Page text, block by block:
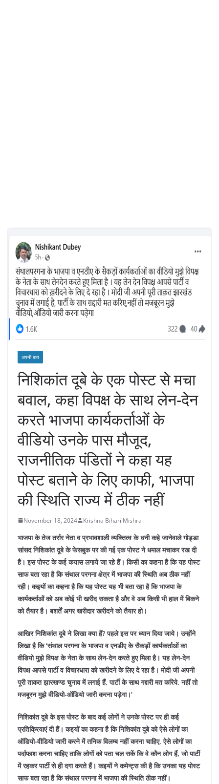
अपनी बात
निशिकांत दूबे के एक पोस्ट से मचा
बवाल, कहा विपक्ष के साथ लेन-देन
करते भाजपा कार्यकर्ताओं के
वीडियो उनके पास मौजूद,
राजनीतिक पंडितों ने कहा यह
पोस्ट बताने के लिए काफी, भाजपा
की स्थिति राज्य में ठीक नहीं
November 18, 2024 Krishna Bihari Mishra
भाजपा के तेज तर्रार नेता व प्रभावशाली व्यक्तित्व के धनी कहे जानेवाले गोड्डा
सांसद निशिकांत दूबे के फेसबुक पर की गई एक पोस्ट ने धमाल मचाकर रख दी
है। इस पोस्ट के कई कयास लगाये जा रहे हैं। किसी का कहना है कि यह पोस्ट
साफ बता रहा है कि संथाल परगना क्षेत्र में भाजपा की स्थिति अब ठीक नहीं
रही। कइयों का कहना है कि यह पोस्ट यह भी बता रहा है कि भाजपा के
कार्यकर्ताओं को अब कोई भी खरीद सकता है और वे अब किसी भी हाल में बिकने
को तैयार है। बशर्तें अगर खरीदार खरीदने को तैयार हो।
आखिर निशिकांत दूबे ने लिखा क्या हैं? पहले इस पर ध्यान दिया जाये। उन्होंने
लिखा है कि ‘संथाल परगना के भाजपा व एनडीए के सैकड़ों कार्यकर्ताओं का
वीडियो मुझे विपक्ष के नेता के साथ लेन-देन करते हुए मिला है। यह लेन-देन
विपक्ष आपसे पार्टी व विचारधारा को खरीदने के लिए दे रहा है। मोदी जी अपनी
पूरी ताकत झारखण्ड चुनाव में लगाई हैं, पार्टी के साथ गद्दारी मत करिये, नहीं तो
मजबूरन मुझे वीडियो-ऑडियो जारी करना पड़ेगा।’
निशिकांत दूबे के इस पोस्ट के बाद कई लोगों ने उनके पोस्ट पर ही कई
प्रतिक्रियाएं दी हैं। कइयों का कहना है कि निशिकांत दूबे को ऐसे लोगों का
ऑडियो-वीडियो जारी करने में तनिक विलम्ब नहीं करना चाहिए, ऐसे लोगों का
पर्दाफाश करना चाहिए ताकि लोगों को पता चल सकें कि वे कौन लोग हैं, जो पार्टी
में रहकर पार्टी से ही दगा करते हैं। कइयों ने कमेन्ट्स की है कि उनका यह पोस्ट
साफ बता रहा है कि संथाल परगना में भाजपा की स्थिति ठीक नहीं।